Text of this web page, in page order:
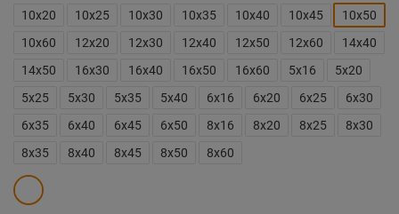
Link
auf
derselben
10x20 10x25 10x30 10x35 10x40 10x45
10x50
10x60
12x20 12x30 12x40 12x50 12x60
14x40
14x50
16x30 16x40 16x50 16x60 5x16
5x20
5x25
5x30 5x35 5x40 6x16 6x20 6x25
6x30
6x35
6x40 6x45 6x50 8x16 8x20 8x25
8x30
8x35
8x40 8x45 8x50 8x60